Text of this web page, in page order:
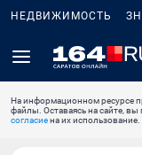
НЕДВИЖИМОСТЬ
На информационном ресурсе
файлы. Оставаясь на сайте, вы
согласиена их использование.